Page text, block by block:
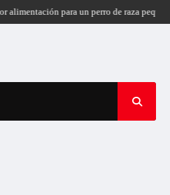
para un perro de raza pequeña